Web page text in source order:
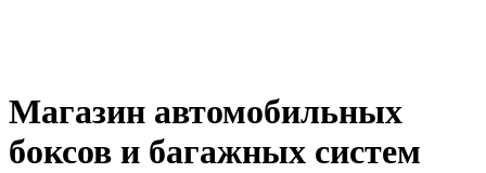
Магазин автомобильных
боксов и багажных систем